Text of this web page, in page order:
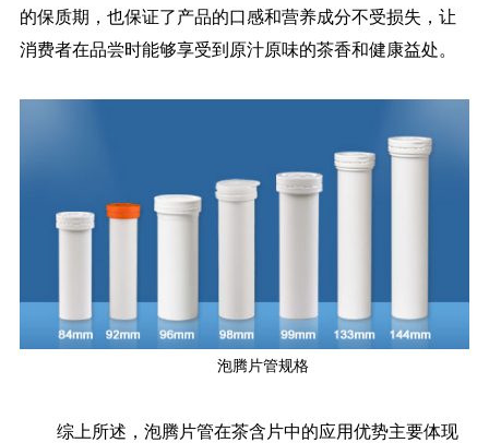
的保质期，也保证了产品的口感和营养成分不受损失，让
消费者在品尝时能够享受到原汁原味的茶香和健康益处。
泡腾片管规格
综上所述，泡腾片管在茶含片中的应用优势主要体现